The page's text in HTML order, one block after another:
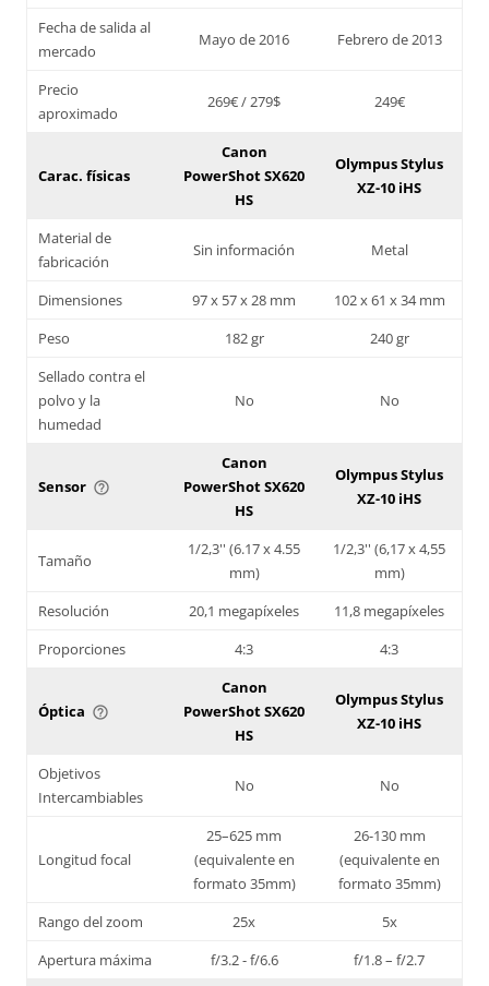
Fecha de salida al
mercado
Mayo de 2016 Febrero de 2013
Precio
aproximado
269€ / 279$ 249€
Carac. físicas
Canon
PowerShot SX620
HS
Olympus Stylus
XZ-10 iHS
Material de
fabricación
Sin información Metal
Dimensiones 97 x 57 x 28 mm
102 x 61 x 34 mm
Peso
182 gr
240 gr
Sellado contra el
polvo y la
humedad
No No
Sensor help_outline
Canon
PowerShot SX620
HS
Olympus Stylus
XZ-10 iHS
Tamaño
1/2,3'' (6.17 x 4.55
mm)
1/2,3'' (6,17 x 4,55
mm)
Resolución
20,1 megapíxeles
11,8 megapíxeles
Proporciones
4:3 4:3
Óptica help_outline
Canon
PowerShot SX620
HS
Olympus Stylus
XZ-10 iHS
Objetivos
Intercambiables
No No
Longitud focal
25–625 mm
(equivalente en
formato 35mm)
26-130 mm
(equivalente en
formato 35mm)
Rango del zoom
25x
5x
Apertura máxima
f/3.2 - f/6.6 f/1.8 – f/2.7